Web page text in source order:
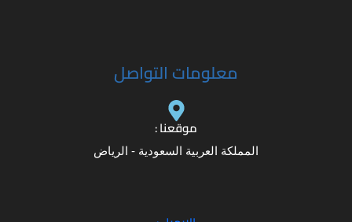
معلومات التواصل
موقعنا :
المملكة العربية السعودية - الرياض